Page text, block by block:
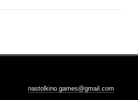
nastolkino.games@gmail.com